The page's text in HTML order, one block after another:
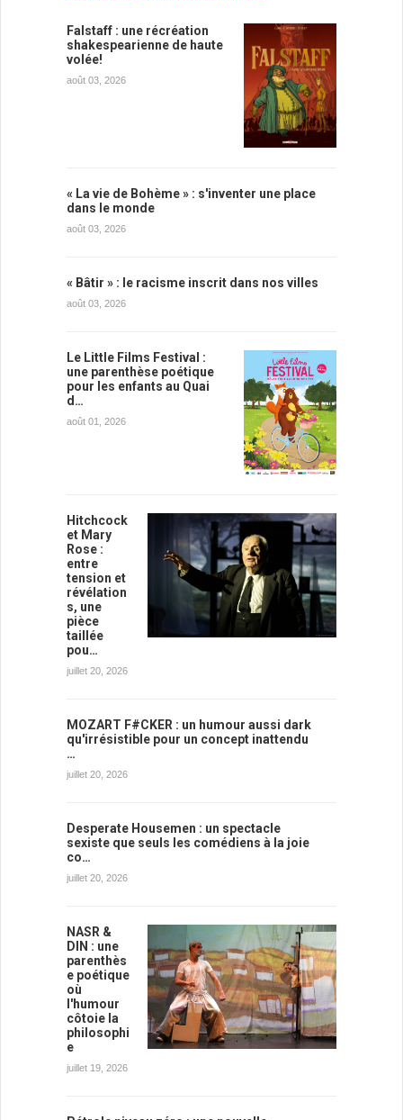
Falstaff : une récréation
shakespearienne de haute
volée!
août 03, 2026
« La vie de Bohème » : s'inventer une place
dans le monde
août 03, 2026
« Bâtir » : le racisme inscrit dans nos villes
août 03, 2026
Le Little Films Festival :
une parenthèse poétique
pour les enfants au Quai
d…
août 01, 2026
Hitchcock
et Mary
Rose :
entre
tension et
révélation
s, une
pièce
taillée
pou…
juillet 20, 2026
MOZART F#CKER : un humour aussi dark
qu'irrésistible pour un concept inattendu
…
juillet 20, 2026
Desperate Housemen : un spectacle
sexiste que seuls les comédiens à la joie
co…
juillet 20, 2026
NASR &
DIN : une
parenthès
e poétique
où
l'humour
côtoie la
philosophi
e
juillet 19, 2026